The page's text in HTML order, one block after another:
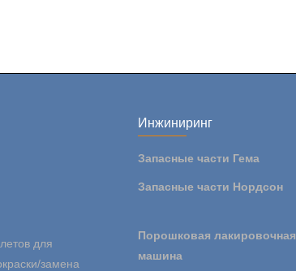
для
замена
Инжиниринг
Запасные части Гема
Запасные части Нордсон
Порошковая лакировочная
машина